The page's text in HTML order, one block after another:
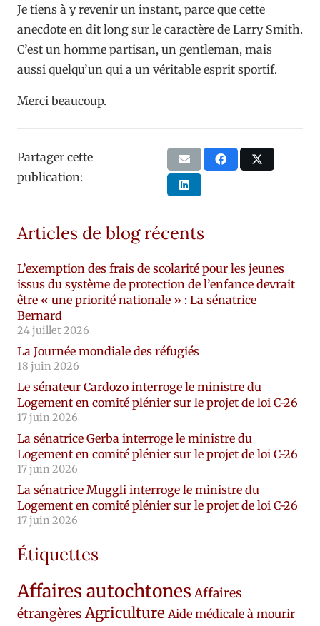
Je tiens à y revenir un instant, parce que cette
anecdote en dit long sur le caractère de Larry Smith.
C’est un homme partisan, un gentleman, mais
aussi quelqu’un qui a un véritable esprit sportif.
Merci beaucoup.
Partager cette
publication:
Articles de blog récents
L’exemption des frais de scolarité pour les jeunes
issus du système de protection de l’enfance devrait
être « une priorité nationale » : La sénatrice
Bernard
24 juillet 2026
La Journée mondiale des réfugiés
18 juin 2026
Le sénateur Cardozo interroge le ministre du
Logement en comité plénier sur le projet de loi C-26
17 juin 2026
La sénatrice Gerba interroge le ministre du
Logement en comité plénier sur le projet de loi C-26
17 juin 2026
La sénatrice Muggli interroge le ministre du
Logement en comité plénier sur le projet de loi C-26
17 juin 2026
Étiquettes
Affaires autochtones Affaires
étrangères Agriculture Aide médicale à mourir